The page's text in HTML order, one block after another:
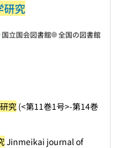
研究
国立国会図書館 全国の図書館
究 (<第11巻1号>-第14巻
Jinmeikai journal of